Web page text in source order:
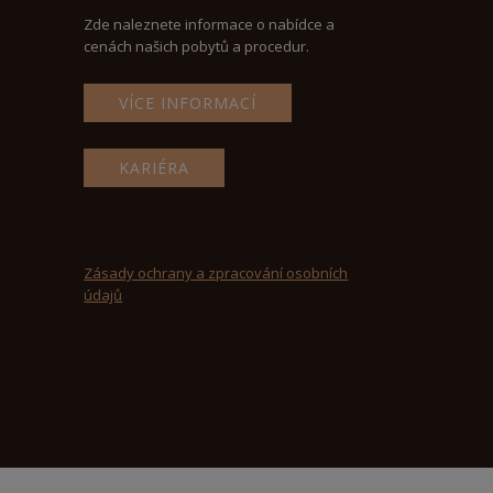
Zde naleznete informace o nabídce a
cenách našich pobytů a procedur.
VÍCE INFORMACÍ
KARIÉRA
Zásady ochrany a zpracování osobních
údajů